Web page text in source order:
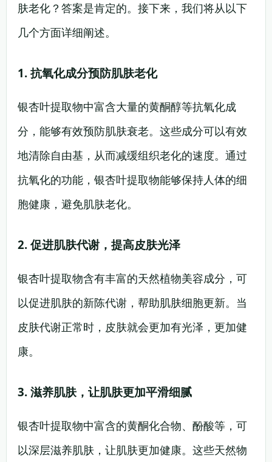
肤老化？答案是肯定的。接下来，我们将从以下
几个方面详细阐述。
1. 抗氧化成分预防肌肤老化
银杏叶提取物中富含大量的黄酮醇等抗氧化成
分，能够有效预防肌肤衰老。这些成分可以有效
地清除自由基，从而减缓组织老化的速度。通过
抗氧化的功能，银杏叶提取物能够保持人体的细
胞健康，避免肌肤老化。
2. 促进肌肤代谢，提高皮肤光泽
银杏叶提取物含有丰富的天然植物美容成分，可
以促进肌肤的新陈代谢，帮助肌肤细胞更新。当
皮肤代谢正常时，皮肤就会更加有光泽，更加健
康。
3. 滋养肌肤，让肌肤更加平滑细腻
银杏叶提取物中富含的黄酮化合物、酚酸等，可
以深层滋养肌肤，让肌肤更加健康。这些天然物